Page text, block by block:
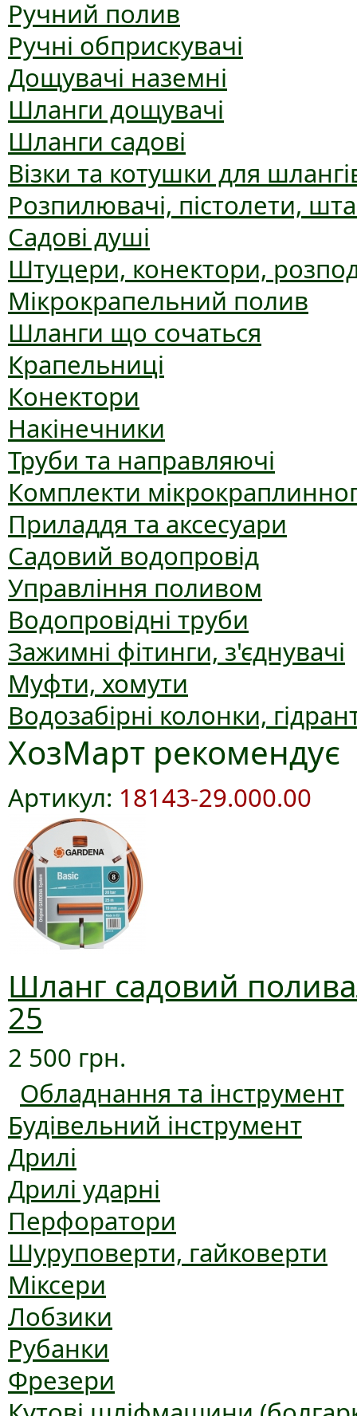
Ручний полив
Ручні обприскувачі
Дощувачі наземні
Шланги дощувачі
Шланги садові
Візки та котушки для
Розпилювачі, пістолети,
Садові душі
Штуцери, конектори,
Мікрокрапельний полив
Шланги що сочаться
Крапельниці
Конектори
Накінечники
Труби та направляючі
Комплекти
Приладдя та аксесуари
Садовий водопровід
Управління поливом
Водопровідні труби
Зажимні фітинги, з'єднувачі
Муфти, хомути
Водозабірні колонки,
ХозМарт рекомендує
Артикул: 18143-29.000.00
Шланг садовий
25
2 500 грн.
Обладнання та інструмент
Будівельний інструмент
Дрилі
Дрилі ударні
Перфоратори
Шуруповерти, гайковерти
Міксери
Лобзики
Рубанки
Фрезери